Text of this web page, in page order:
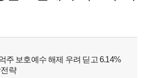
주 보호예수 해제 우려 딛고 6.14%
략